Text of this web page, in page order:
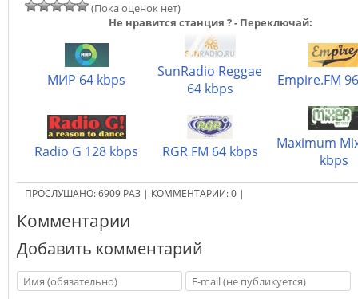
(Пока оценок нет)
Не нравится станция ? - Переключай:
МИР 64 kbps
SunRadio Reggae
64 kbps
Empire.FM
Radio G 128 kbps RGR FM 64 kbps
Maximum
kbps
ПРОСЛУШАНО:6909 РАЗ | КОММЕНТАРИИ:0 |
Комментарии
Добавить комментарий